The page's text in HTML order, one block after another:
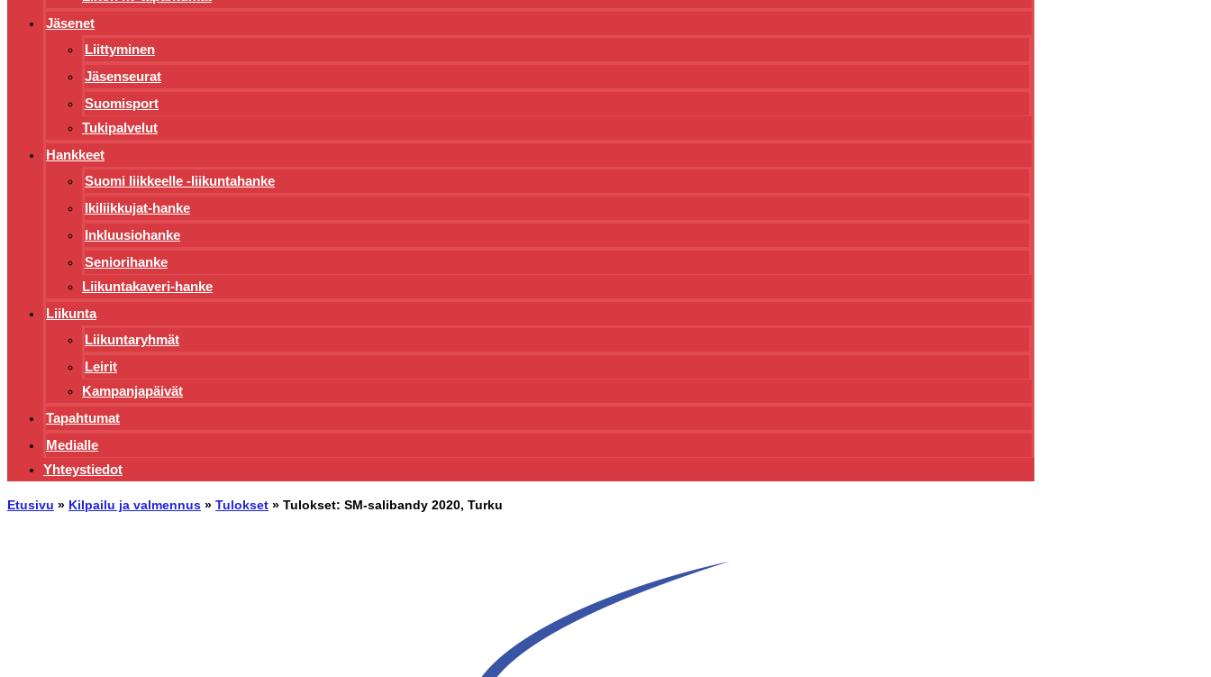
Jäsenet
Liittyminen
Jäsenseurat
Suomisport
Tukipalvelut
Hankkeet
Suomi liikkeelle -liikuntahanke
Ikiliikkujat-hanke
Inkluusiohanke
Seniorihanke
Liikuntakaveri-hanke
Liikunta
Liikuntaryhmät
Leirit
Kampanjapäivät
Tapahtumat
Medialle
Yhteystiedot
Etusivu » Kilpailu ja valmennus » Tulokset » Tulokset: SM-salibandy 2020, Turku